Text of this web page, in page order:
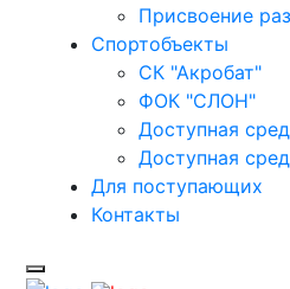
Присвоение
Спортобъекты
СК "Акробат"
ФОК "СЛОН"
Доступная
Доступная
Для поступающих
Контакты